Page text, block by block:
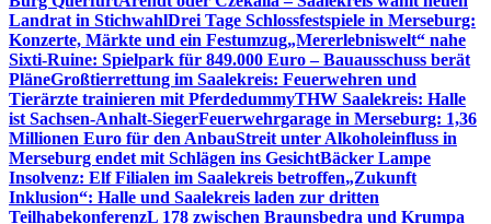
Landrat in StichwahlDrei Tage Schlossfestspiele in Merseburg:
Konzerte, Märkte und ein Festumzug„Mererlebniswelt“ nahe
Sixti-Ruine: Spielpark für 849.000 Euro – Bauausschuss berät
PläneGroßtierrettung im Saalekreis: Feuerwehren und
Tierärzte trainieren mit PferdedummyTHW Saalekreis: Halle
ist Sachsen-Anhalt-SiegerFeuerwehrgarage in Merseburg: 1,36
Millionen Euro für den AnbauStreit unter Alkoholeinfluss in
Merseburg endet mit Schlägen ins GesichtBäcker Lampe
Insolvenz: Elf Filialen im Saalekreis betroffen„Zukunft
Inklusion“: Halle und Saalekreis laden zur dritten
TeilhabekonferenzL 178 zwischen Braunsbedra und Krumpa